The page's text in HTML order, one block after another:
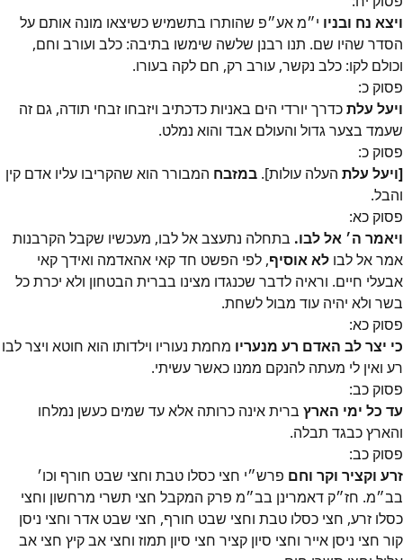
ויצא נח ובניו
י״‎מ אע״‎פ שהותרו בתשמיש כשיצאו מונה אותם על
הסדר שהיו שם. תנו רבנן שלשה שימשו בתיבה: כלב ועורב וחם,
וכולם לקו: כלב נקשר, עורב רק, חם לקה בעורו.
פסוק כ:
ויעל עלתכדרך יורדי הים באניות כדכתיב ויזבחו זבחי תודה, גם זה
שעמד בצער גדול והעולם אבד והוא נמלט.
פסוק כ:
[ויעל עלת העלה עולות]. במזבח המבורר הוא שהקריבו עליו אדם קין
והבל.
פסוק כא:
ויאמר ה׳‎ אל לבו.
בתחלה נתעצב אל לבו, מעכשיו שקבל הקרבנות
אמר אל לבו לא אוסיף, לפי הפשט חד קאי אהאדמה ואידך קאי
אבעלי חיים. וראיה לדבר שכנגדו מצינו בברית הבטחון ולא יכרת כל
בשר ולא יהיה עוד מבול לשחת.
פסוק כא:
כי יצר לב האדם רע מנעריו מחמת נעוריו וילדותו הוא חוטא ויצר לבו
רע ואין לי מעתה להנקם ממנו כאשר עשיתי.
פסוק כב:
עד כל ימי הארץ ברית אינה כרותה אלא עד שמים כעשן נמלחו
והארץ כבגד תבלה.
פסוק כב:
זרע וקציר וקר וחם
בב״‎מ. חז״‎ק דאמרינן בב״‎מ פרק המקבל חצי תשרי מרחשון וחצי
כסלו זרע, חצי כסלו טבת וחצי שבט חורף, חצי שבט אדר וחצי ניסן
קור חצי ניסן אייר וחצי סיון קציר חצי סיון תמוז וחצי אב קיץ חצי אב